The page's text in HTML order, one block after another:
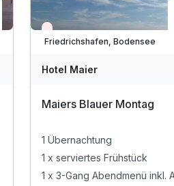
2 Erwachsene
WAR
202
Wieder frei ab November
Friedrichshafen, Bodensee
Hotel Maier
Maiers Blauer Montag
1 Übernachtung
1 x serviertes Frühstück